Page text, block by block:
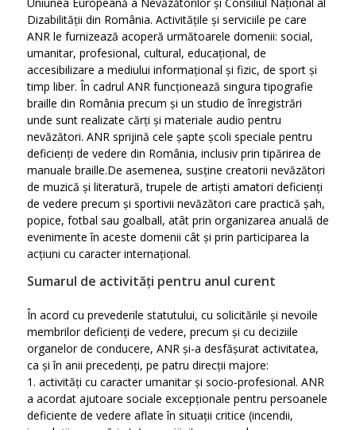
Dizabilității din România. Activitățile și serviciile pe care
ANR le furnizează acoperă următoarele domenii: social,
umanitar, profesional, cultural, educațional, de
accesibilizare a mediului informațional și fizic, de sport și
timp liber. În cadrul ANR funcționează singura tipografie
braille din România precum și un studio de înregistrări
unde sunt realizate cărți și materiale audio pentru
nevăzători. ANR sprijină cele șapte școli speciale pentru
deficienți de vedere din România, inclusiv prin tipărirea de
manuale braille.De asemenea, susține creatorii nevăzători
de muzică și literatură, trupele de artiști amatori deficienți
de vedere precum și sportivii nevăzători care practică șah,
popice, fotbal sau goalball, atât prin organizarea anuală de
evenimente în aceste domenii cât și prin participarea la
acțiuni cu caracter internațional.
Sumarul de activități pentru anul curent
În acord cu prevederile statutului, cu solicitările și nevoile
membrilor deficienți de vedere, precum și cu deciziile
organelor de conducere, ANR și-a desfășurat activitatea,
ca și în anii precedenți, pe patru direcții majore:
1. activități cu caracter umanitar și socio-profesional. ANR
a acordat ajutoare sociale excepționale pentru persoanele
deficiente de vedere aflate în situații critice (incendii,